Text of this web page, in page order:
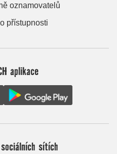
oznamovatelů
přístupnosti
aplikace
sociálních sítích